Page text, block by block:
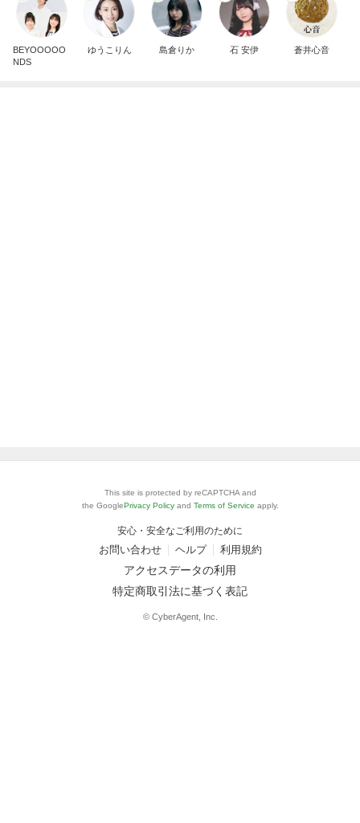
BEYOOOOO
NDS
ゆうこりん 島倉りか 石 安伊 蒼井心音
This site is protected by reCAPTCHA and
the GooglePrivacy Policy and Terms of Service apply.
安心・安全なご利用のために
お問い合わせ ヘルプ 利用規約
アクセスデータの利用
特定商取引法に基づく表記
© CyberAgent, Inc.